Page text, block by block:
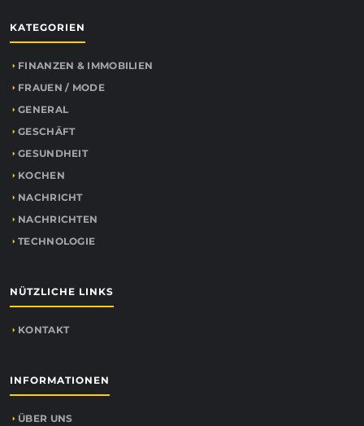
KATEGORIEN
FINANZEN & IMMOBILIEN
FRAUEN / MODE
GENERAL
GESCHÄFT
GESUNDHEIT
KOCHEN
NACHRICHT
NACHRICHTEN
TECHNOLOGIE
NÜTZLICHE LINKS
KONTAKT
INFORMATIONEN
ÜBER UNS